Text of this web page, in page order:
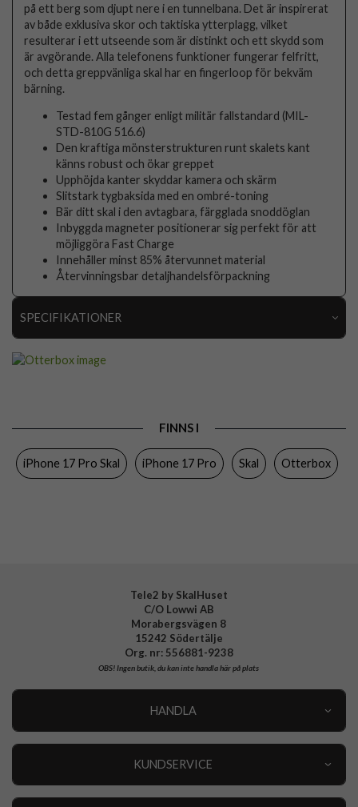
på ett berg som djupt nere i en tunnelbana. Det är inspirerat
av både exklusiva skor och taktiska ytterplagg, vilket
resulterar i ett utseende som är distinkt och ett skydd som
är avgörande. Alla telefonens funktioner fungerar felfritt,
och detta greppvänliga skal har en fingerloop för bekväm
bärning.
Testad fem gånger enligt militär fallstandard (MIL-
STD-810G 516.6)
Den kraftiga mönsterstrukturen runt skalets kant
känns robust och ökar greppet
Upphöjda kanter skyddar kamera och skärm
Slitstark tygbaksida med en ombré-toning
Bär ditt skal i den avtagbara, färgglada snoddöglan
Inbyggda magneter positionerar sig perfekt för att
möjliggöra Fast Charge
Innehåller minst 85% återvunnet material
Återvinningsbar detaljhandelsförpackning
SPECIFIKATIONER
Handrem, MagSafe-kompatibel, Stöttålig
Färg Rosa
FINNS I
iPhone 17 Pro Skal iPhone 17 Pro Skal Otterbox
Tele2 by SkalHuset
C/O Lowwi AB
Morabergsvägen 8
15242 Södertälje
Org. nr: 556881-9238
OBS!Ingen butik, du kan inte handla här på plats
HANDLA
KUNDSERVICE